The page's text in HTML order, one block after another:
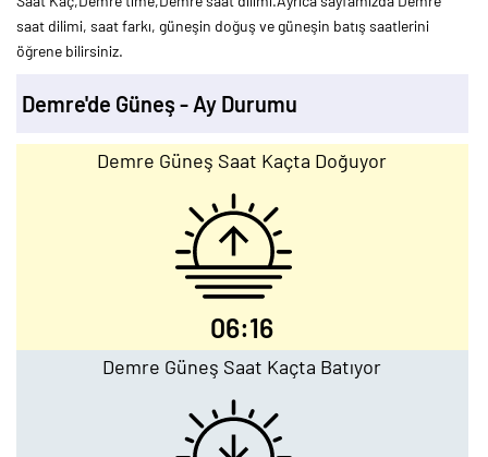
saat dilimi, saat farkı, güneşin doğuş ve güneşin batış saatlerini
öğrene bilirsiniz.
Demre'de Güneş - Ay Durumu
Demre Güneş Saat Kaçta Doğuyor
06:16
Demre Güneş Saat Kaçta Batıyor